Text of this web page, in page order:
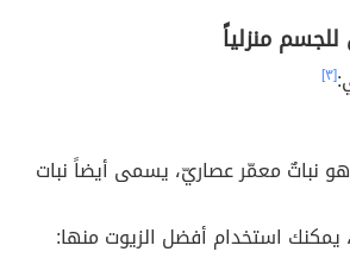
منزلياً
[٣]
نباتٌ معمّر عصاريّ، يسمى أيضاً نبات
يمكنك استخدام أفضل الزيوت منها: